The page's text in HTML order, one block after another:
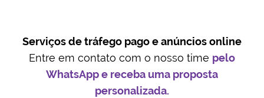
Serviços de tráfego pago e anúncios online
Entre em contato com o nosso time pelo
WhatsApp e receba uma proposta
personalizada.